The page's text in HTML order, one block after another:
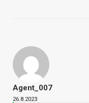
Agent_007
26.8.2023